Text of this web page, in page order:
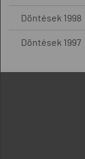
Döntések 1998
Döntések 1997